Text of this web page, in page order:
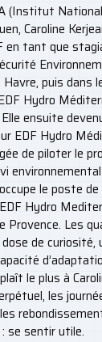
(Institut
Caroline
en tant que
puis dans
Hydro
ensuite
EDF Hydro
de piloter le
le poste
Hydro
Provence. Les
de curiosité,
le plus à
les
se sentir utile.